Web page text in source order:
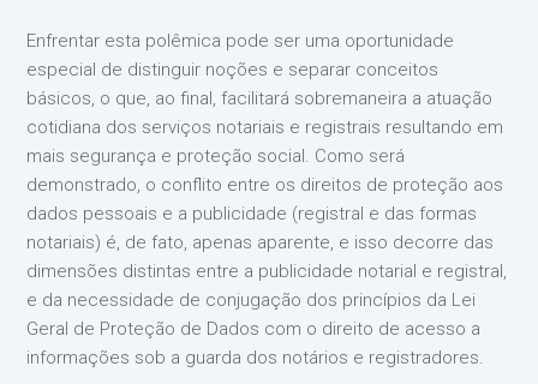
Enfrentar esta polêmica pode ser uma oportunidade
especial de distinguir noções e separar conceitos
básicos, o que, ao final, facilitará sobremaneira a atuação
cotidiana dos serviços notariais e registrais resultando em
mais segurança e proteção social. Como será
demonstrado, o conflito entre os direitos de proteção aos
dados pessoais e a publicidade (registral e das formas
notariais) é, de fato, apenas aparente, e isso decorre das
dimensões distintas entre a publicidade notarial e registral,
e da necessidade de conjugação dos princípios da Lei
Geral de Proteção de Dados com o direito de acesso a
informações sob a guarda dos notários e registradores.